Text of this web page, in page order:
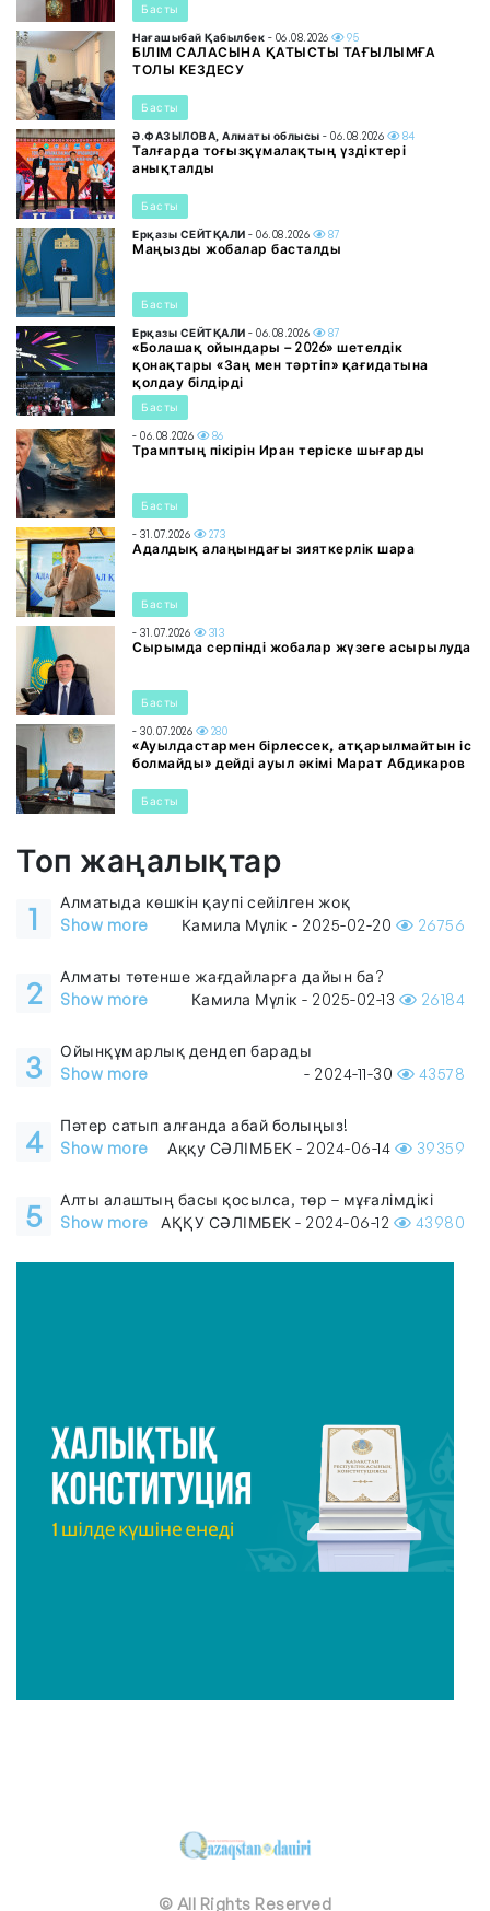
Басты
Нағашыбай Қабылбек - 06.08.2026 95
БІЛІМ САЛАСЫНА ҚАТЫСТЫ ТАҒЫЛЫМҒА
ТОЛЫ КЕЗДЕСУ
Басты
Ә.ФАЗЫЛОВА, Алматы облысы - 06.08.2026 84
Талғарда тоғызқұмалақтың үздіктері
анықталды
Басты
Ерқазы СЕЙТҚАЛИ - 06.08.2026 87
Маңызды жобалар басталды
Басты
Ерқазы СЕЙТҚАЛИ - 06.08.2026 87
«Болашақ ойындары – 2026» шетелдік
қонақтары «Заң мен тәртіп» қағидатына
қолдау білдірді
Басты
- 06.08.2026 86
Трамптың пікірін Иран теріске шығарды
Басты
- 31.07.2026 273
Адалдық алаңындағы зияткерлік шара
Басты
- 31.07.2026 313
Сырымда серпінді жобалар жүзеге асырылуда
Басты
- 30.07.2026 280
«Ауылдастармен бірлессек, атқарылмайтын іс
болмайды» дейді ауыл әкімі Марат Абдикаров
Басты
Топ жаңалықтар
1
Алматыда көшкін қаупі сейілген жоқ
Show more
Камила Мүлік - 2025-02-20 26756
2
Алматы төтенше жағдайларға дайын ба?
Show more
Камила Мүлік - 2025-02-13 26184
3
Ойынқұмарлық дендеп барады
Show more
- 2024-11-30 43578
4
Пәтер сатып алғанда абай болыңыз!
Show more
Аққу СӘЛІМБЕК - 2024-06-14 39359
5
Алты алаштың басы қосылса, төр – мұғалімдікі
Show more
АҚҚУ СӘЛІМБЕК - 2024-06-12 43980
© All Rights Reserved